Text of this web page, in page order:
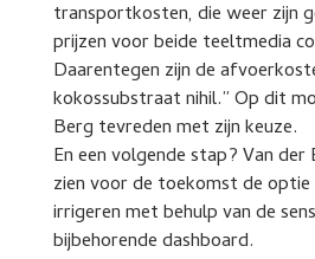
transportkosten, die weer zijn
prijzen voor beide teeltmedia
Daarentegen zijn de
kokossubstraat nihil.” Op dit
Berg tevreden met zijn keuze.
En een volgende stap? Van der
zien voor de toekomst de
irrigeren met behulp van de
bijbehorende dashboard.